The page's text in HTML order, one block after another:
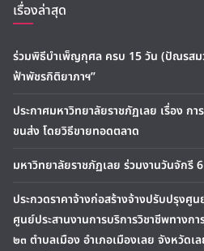
เรื่องล่าสุด
ร่วมพิธีบำเพ็ญกุศล ครบ 15 วัน (ปัณรสม
ฟ้าพัชรกิติยาภาฯ”
ประกาศมหาวิทยาลัยราชภัฏเลย เรื่อง ก
ขนส่ง โดยวิธีขายทอดตลาด
มหาวิทยาลัยราชภัฏเลย ร่วมงานวันจักรี
ประกวดราคาจ้างก่อสร้างจ้างปรับปรุงศู
ศูนย์ประสานงานการบริการวิชาชีพทางก
๒๓ ตำบลเมือง อำเภอเมืองเลย จังหวัดเ